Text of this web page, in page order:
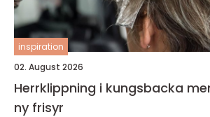
inspiration
02. August 2026
Herrklippning i kungsbacka mer än bara en
ny frisyr